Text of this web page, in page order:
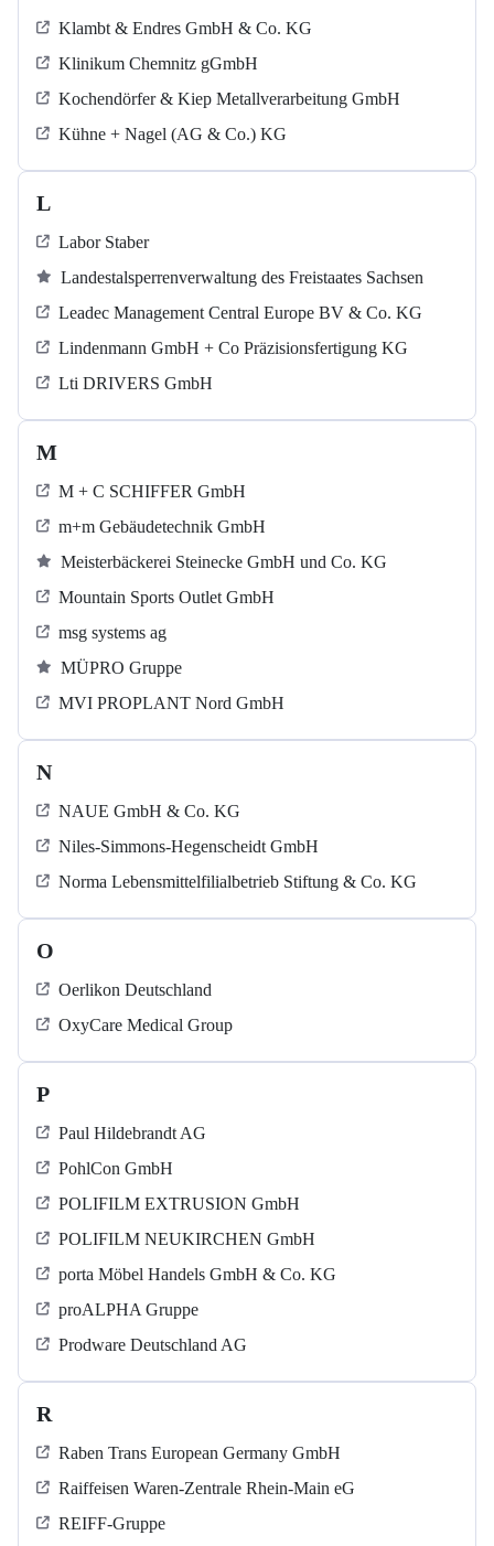
Klambt & Endres GmbH & Co. KG
Klinikum Chemnitz gGmbH
Kochendörfer & Kiep Metallverarbeitung GmbH
Kühne + Nagel (AG & Co.) KG
L
Labor Staber
Landestalsperrenverwaltung des Freistaates Sachsen
Leadec Management Central Europe BV & Co. KG
Lindenmann GmbH + Co Präzisionsfertigung KG
Lti DRIVERS GmbH
M
M + C SCHIFFER GmbH
m+m Gebäudetechnik GmbH
Meisterbäckerei Steinecke GmbH und Co. KG
Mountain Sports Outlet GmbH
msg systems ag
MÜPRO Gruppe
MVI PROPLANT Nord GmbH
N
NAUE GmbH & Co. KG
Niles-Simmons-Hegenscheidt GmbH
Norma Lebensmittelfilialbetrieb Stiftung & Co. KG
O
Oerlikon Deutschland
OxyCare Medical Group
P
Paul Hildebrandt AG
PohlCon GmbH
POLIFILM EXTRUSION GmbH
POLIFILM NEUKIRCHEN GmbH
porta Möbel Handels GmbH & Co. KG
proALPHA Gruppe
Prodware Deutschland AG
R
Raben Trans European Germany GmbH
Raiffeisen Waren-Zentrale Rhein-Main eG
REIFF-Gruppe